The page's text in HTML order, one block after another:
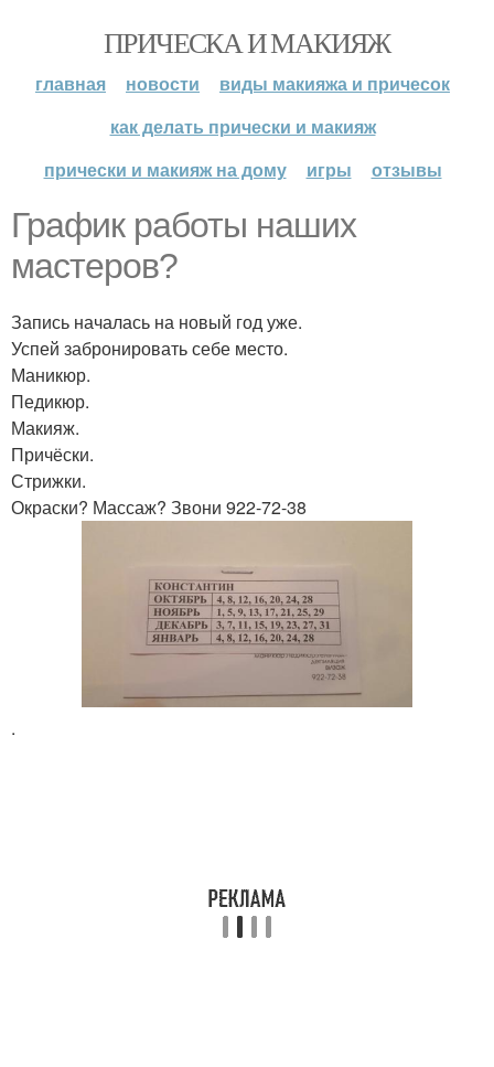
ПРИЧЕСКА И МАКИЯЖ
главная новости
виды макияжа и причесок
как делать прически и макияж
прически и макияж на дому
игры отзывы
График работы наших
мастеров?
Запись началась на новый год уже.
Успей забронировать себе место.
Маникюр.
Педикюр.
Макияж.
Причёски.
Стрижки.
Окраски? Массаж? Звони 922-72-38
.